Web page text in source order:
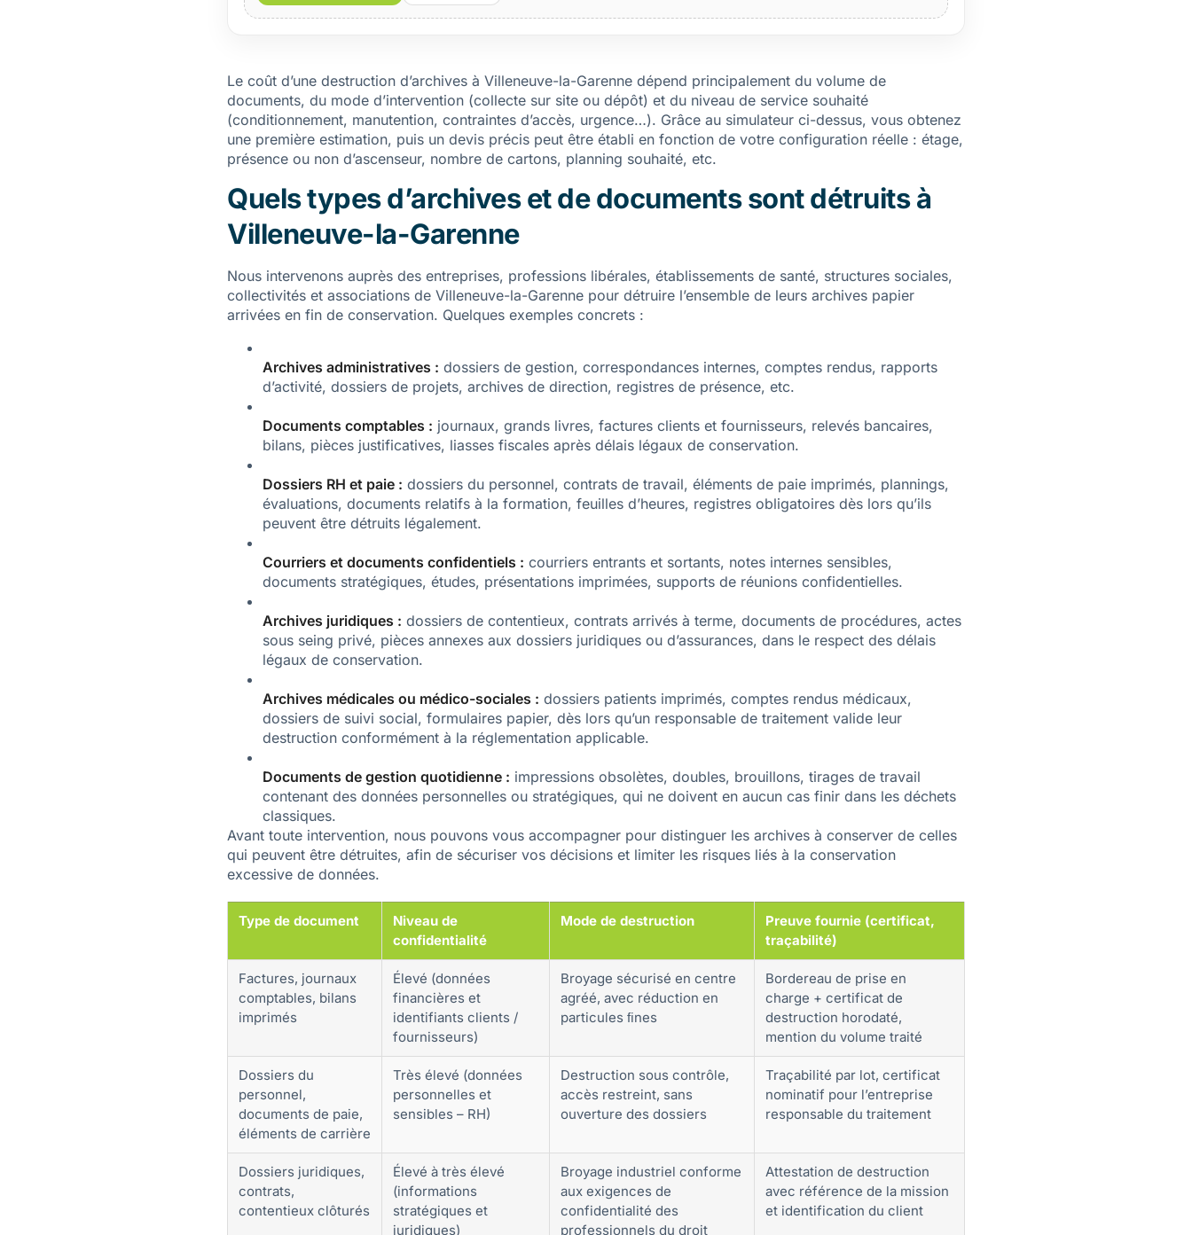
Le coût d’une destruction d’archives à Villeneuve-la-Garenne dépend principalement du volume de
documents, du mode d’intervention (collecte sur site ou dépôt) et du niveau de service souhaité
(conditionnement, manutention, contraintes d’accès, urgence…). Grâce au simulateur ci-dessus, vous obtenez
une première estimation, puis un devis précis peut être établi en fonction de votre configuration réelle : étage,
présence ou non d’ascenseur, nombre de cartons, planning souhaité, etc.
Quels types d’archives et de documents sont détruits à
Villeneuve-la-Garenne
Nous intervenons auprès des entreprises, professions libérales, établissements de santé, structures sociales,
collectivités et associations de Villeneuve-la-Garenne pour détruire l’ensemble de leurs archives papier
arrivées en fin de conservation. Quelques exemples concrets :
Archives administratives : dossiers de gestion, correspondances internes, comptes rendus, rapports
d’activité, dossiers de projets, archives de direction, registres de présence, etc.
Documents comptables : journaux, grands livres, factures clients et fournisseurs, relevés bancaires,
bilans, pièces justificatives, liasses fiscales après délais légaux de conservation.
Dossiers RH et paie : dossiers du personnel, contrats de travail, éléments de paie imprimés, plannings,
évaluations, documents relatifs à la formation, feuilles d’heures, registres obligatoires dès lors qu’ils
peuvent être détruits légalement.
Courriers et documents confidentiels : courriers entrants et sortants, notes internes sensibles,
documents stratégiques, études, présentations imprimées, supports de réunions confidentielles.
Archives juridiques : dossiers de contentieux, contrats arrivés à terme, documents de procédures, actes
sous seing privé, pièces annexes aux dossiers juridiques ou d’assurances, dans le respect des délais
légaux de conservation.
Archives médicales ou médico-sociales : dossiers patients imprimés, comptes rendus médicaux,
dossiers de suivi social, formulaires papier, dès lors qu’un responsable de traitement valide leur
destruction conformément à la réglementation applicable.
Documents de gestion quotidienne : impressions obsolètes, doubles, brouillons, tirages de travail
contenant des données personnelles ou stratégiques, qui ne doivent en aucun cas finir dans les déchets
classiques.
Avant toute intervention, nous pouvons vous accompagner pour distinguer les archives à conserver de celles
qui peuvent être détruites, afin de sécuriser vos décisions et limiter les risques liés à la conservation
excessive de données.
Type de document
Niveau de
confidentialité
Mode de destruction
Preuve fournie (certificat,
traçabilité)
Factures, journaux
comptables, bilans
imprimés
Élevé (données
financières et
identifiants clients /
fournisseurs)
Broyage sécurisé en centre
agréé, avec réduction en
particules ﬁnes
Bordereau de prise en
charge + certificat de
destruction horodaté,
mention du volume traité
Dossiers du
personnel,
documents de paie,
éléments de carrière
Très élevé (données
personnelles et
sensibles – RH)
Destruction sous contrôle,
accès restreint, sans
ouverture des dossiers
Traçabilité par lot, certificat
nominatif pour l’entreprise
responsable du traitement
Dossiers juridiques,
contrats,
contentieux clôturés
Élevé à très élevé
(informations
stratégiques et
juridiques)
Broyage industriel conforme
aux exigences de
confidentialité des
professionnels du droit
Attestation de destruction
avec référence de la mission
et identification du client